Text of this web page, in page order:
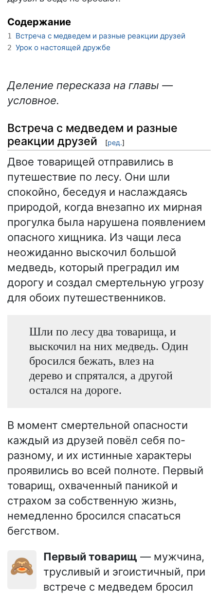
Содержание
1 Встреча с медведем и разные реакции друзей
2 Урок о настоящей дружбе
Деление пересказа на главы —
условное.
Встреча с медведем и разные
реакции друзей
[ред.]
Двое товарищей отправились в
путешествие по лесу. Они шли
спокойно, беседуя и наслаждаясь
природой, когда внезапно их мирная
прогулка была нарушена появлением
опасного хищника. Из чащи леса
неожиданно выскочил большой
медведь, который преградил им
дорогу и создал смертельную угрозу
для обоих путешественников.
Шли по лесу два товарища, и
выскочил на них медведь. Один
бросился бежать, влез на
дерево и спрятался, а другой
остался на дороге.
В момент смертельной опасности
каждый из друзей повёл себя по-
разному, и их истинные характеры
проявились во всей полноте. Первый
товарищ, охваченный паникой и
страхом за собственную жизнь,
немедленно бросился спасаться
бегством.
🙈 Первый товарищ — мужчина,
трусливый и эгоистичный, при
встрече с медведем бросил